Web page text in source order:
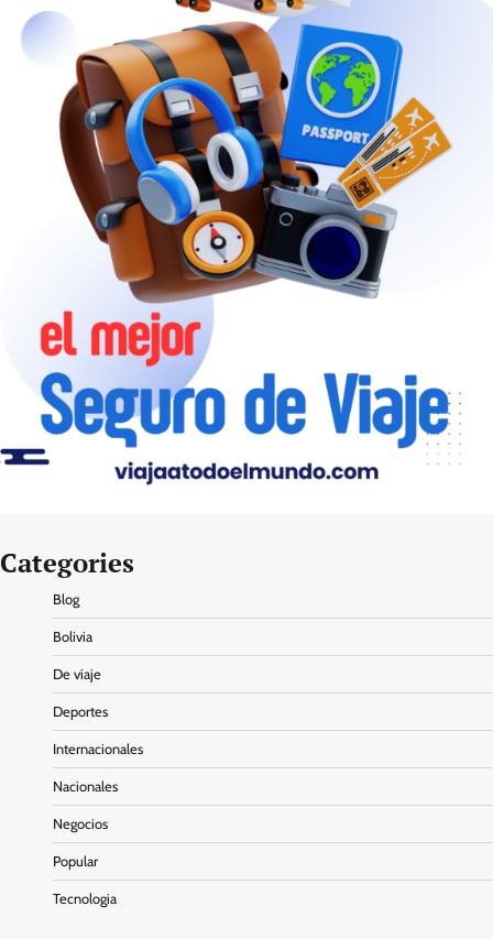
Categories
Blog
Bolivia
De viaje
Deportes
Internacionales
Nacionales
Negocios
Popular
Tecnologia